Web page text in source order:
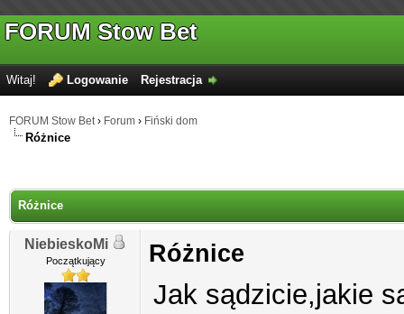
FORUM Stow Bet
Witaj! Logowanie Rejestracja
FORUM Stow Bet› Forum › Fiński dom
Różnice
Różnice
NiebieskoMi
Początkujący Różnice
Jak sądzicie,jakie